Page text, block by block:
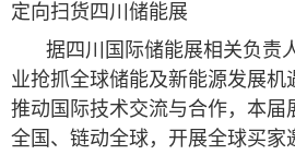
定向扫货四川储能展
据四川国际储能展相关负责
业抢抓全球储能及新能源发展机
推动国际技术交流与合作，本届
全国、链动全球，开展全球买家